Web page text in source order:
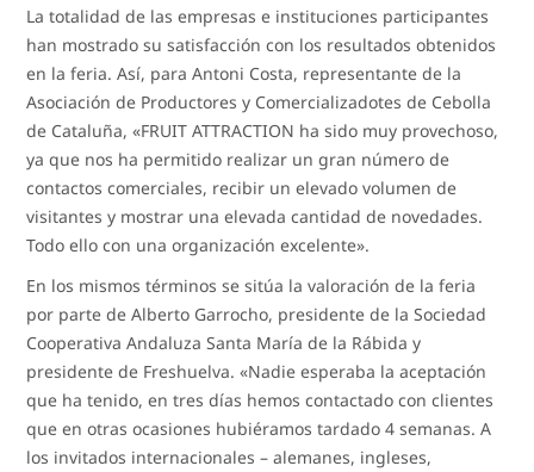
La totalidad de las empresas e instituciones participantes
han mostrado su satisfacción con los resultados obtenidos
en la feria. Así, para Antoni Costa, representante de la
Asociación de Productores y Comercializadotes de Cebolla
de Cataluña, «FRUIT ATTRACTION ha sido muy provechoso,
ya que nos ha permitido realizar un gran número de
contactos comerciales, recibir un elevado volumen de
visitantes y mostrar una elevada cantidad de novedades.
Todo ello con una organización excelente».
En los mismos términos se sitúa la valoración de la feria
por parte de Alberto Garrocho, presidente de la Sociedad
Cooperativa Andaluza Santa María de la Rábida y
presidente de Freshuelva. «Nadie esperaba la aceptación
que ha tenido, en tres días hemos contactado con clientes
que en otras ocasiones hubiéramos tardado 4 semanas. A
los invitados internacionales – alemanes, ingleses,